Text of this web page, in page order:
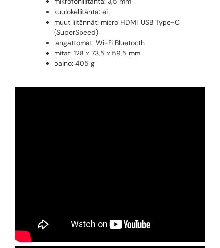
kuulokeliitäntä: ei
muut liitännät: micro HDMI, USB Type-C
(SuperSpeed)
langattomat: Wi-Fi Bluetooth
mitat: 128 x 73,5 x 59,5 mm
paino: 405 g